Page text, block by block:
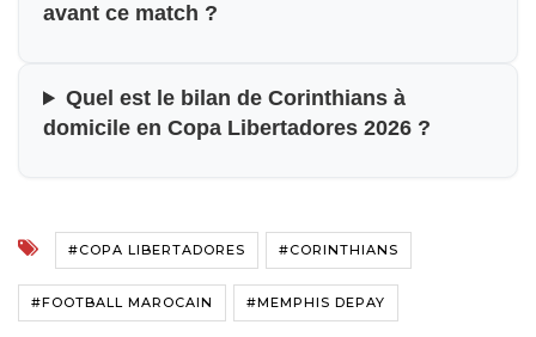
avant ce match ?
Quel est le bilan de Corinthians à
domicile en Copa Libertadores 2026 ?
#COPA LIBERTADORES #CORINTHIANS
#FOOTBALL MAROCAIN #MEMPHIS DEPAY